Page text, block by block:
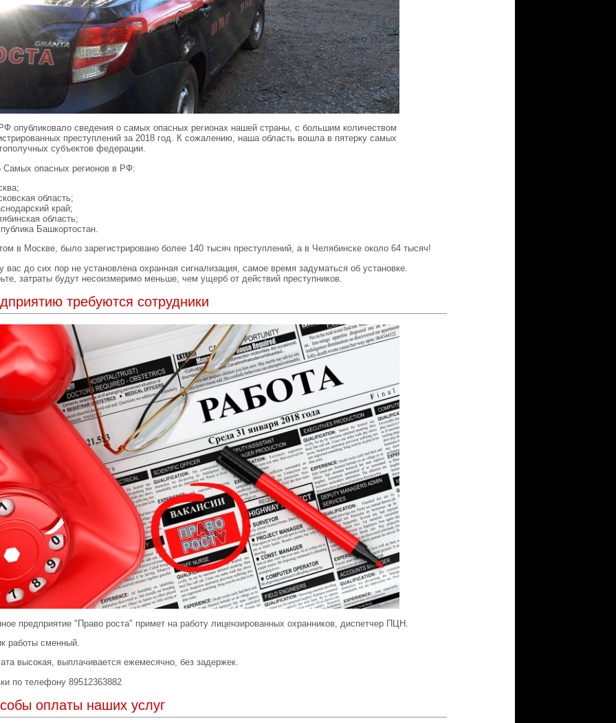
опубликовало сведения о самых опасных регионах нашей страны, с большим количеством
преступлений за 2018 год. К сожалению, наша область вошла в пятерку самых
субъектов федерации.
опасных регионов в РФ:
область;
край;
область;
Башкортостан.
в Москве, было зарегистрировано более 140 тысяч преступлений, а в Челябинске около 64 тысяч!
вас до сих пор не установлена охранная сигнализация, самое время задуматься об установке.
затраты будут несоизмеримо меньше, чем ущерб от действий преступников.
требуются сотрудники
предприятие "Право роста" примет на работу лицензированных охранников, диспетчер ПЦН.
работы сменный.
высокая, выплачивается ежемесячно, без задержек.
по телефону 89512363882
оплаты наших услуг